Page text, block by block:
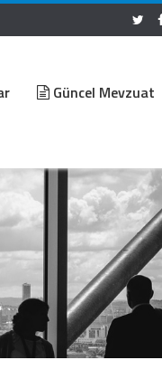
Güncel Mevzuat